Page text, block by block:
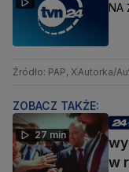
NA
Źródło: PAP, XAutorka/
ZOBACZ TAKŻE:
27 min
w